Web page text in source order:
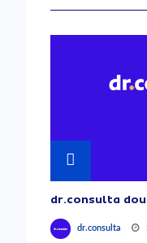
dr.consulta
dr.consulta